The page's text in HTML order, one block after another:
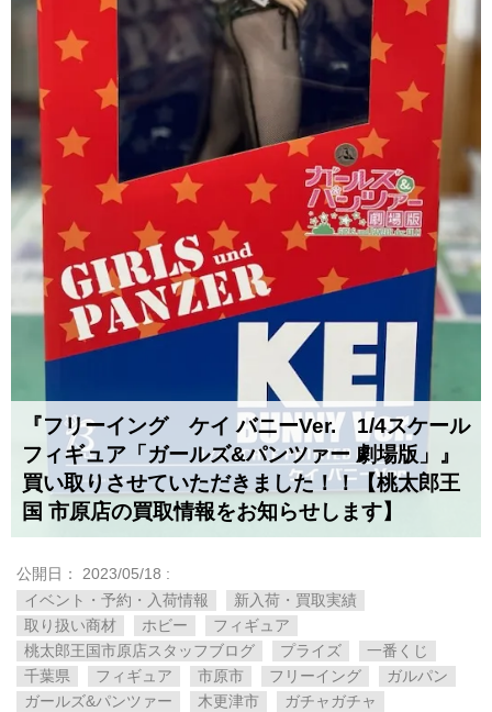
『フリーイング ケイ バニーVer. 1/4スケール
フィギュア「ガールズ&パンツァー 劇場版」』
買い取りさせていただきました！！【桃太郎王
国 市原店の買取情報をお知らせします】
公開日： 2023/05/18 :
イベント・予約・入荷情報
新入荷・買取実績
取り扱い商材
ホビー
フィギュア
桃太郎王国市原店スタッフブログ
プライズ
一番くじ
千葉県
フィギュア 市原市 フリーイング
ガルパン
ガールズ&パンツァー
木更津市
ガチャガチャ